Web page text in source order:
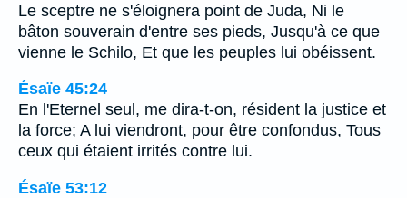
Le sceptre ne s'éloignera point de Juda, Ni le
bâton souverain d'entre ses pieds, Jusqu'à ce que
vienne le Schilo, Et que les peuples lui obéissent.
Ésaïe 45:24
En l'Eternel seul, me dira-t-on, résident la justice et
la force; A lui viendront, pour être confondus, Tous
ceux qui étaient irrités contre lui.
Ésaïe 53:12